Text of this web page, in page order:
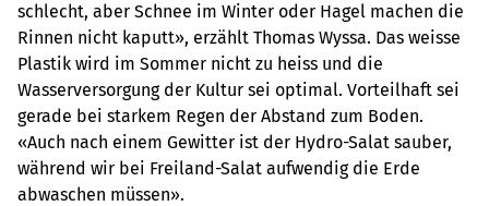
schlecht, aber Schnee im Winter oder Hagel machen die
Rinnen nicht kaputt», erzählt Thomas Wyssa. Das weisse
Plastik wird im Sommer nicht zu heiss und die
Wasserversorgung der Kultur sei optimal. Vorteilhaft sei
gerade bei starkem Regen der Abstand zum Boden.
«Auch nach einem Gewitter ist der Hydro-Salat sauber,
während wir bei Freiland-Salat aufwendig die Erde
abwaschen müssen».